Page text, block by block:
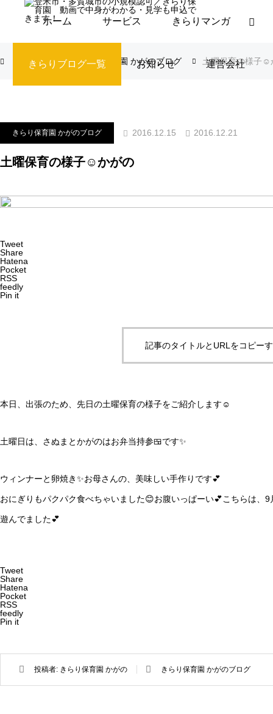
ホーム サービス きらりマンガ
きらりブログ一覧 お知らせ 運営会社
ブログ きらり保育園 かがのブログ 土曜保育の様子☺️
きらり保育園 かがのブログ 2016.12.15 2016.12.21
土曜保育の様子☺️かがの
Tweet
Share
Hatena
Pocket
RSS
feedly
Pin it
記事のタイトルとURLをコピー
本日、出張のため、先日の土曜保育の様子をご紹介します☺️
土曜日は、さぬまとかがのはお弁当持参🍱です✨
ウィンナーと卵焼き✨お母さんの、美味しい手作りです💕
おにぎりもパクパク食べちゃいました😊お腹いっぱーい💕こちらは、
遊んでました💕
Tweet
Share
Hatena
Pocket
RSS
feedly
Pin it
投稿者: きらり保育園 かがの きらり保育園 かがのブログ